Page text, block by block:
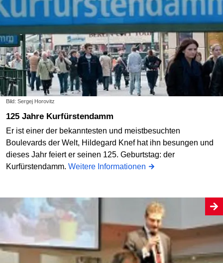
Bild: Sergej Horovitz
125 Jahre Kurfürstendamm
Er ist einer der bekanntesten und meistbesuchten
Boulevards der Welt, Hildegard Knef hat ihn besungen und
dieses Jahr feiert er seinen 125. Geburtstag: der
Kurfürstendamm. Weitere Informationen